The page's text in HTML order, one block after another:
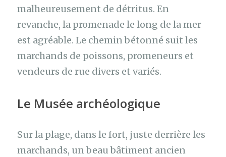
malheureusement de détritus. En
revanche, la promenade le long de la mer
est agréable. Le chemin bétonné suit les
marchands de poissons, promeneurs et
vendeurs de rue divers et variés.
Le Musée archéologique
Sur la plage, dans le fort, juste derrière les
marchands, un beau bâtiment ancien